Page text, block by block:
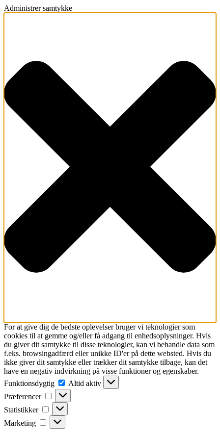
Administrer samtykke
For at give dig de bedste oplevelser bruger vi teknologier som
cookies til at gemme og/eller få adgang til enhedsoplysninger. Hvis
du giver dit samtykke til disse teknologier, kan vi behandle data som
f.eks. browsingadfærd eller unikke ID'er på dette websted. Hvis du
ikke giver dit samtykke eller trækker dit samtykke tilbage, kan det
have en negativ indvirkning på visse funktioner og egenskaber.
Funktionsdygtig
Funktionsdygtig
Altid aktiv
Præferencer
Præferencer
Statistikker Statistikker
Marketing Marketing